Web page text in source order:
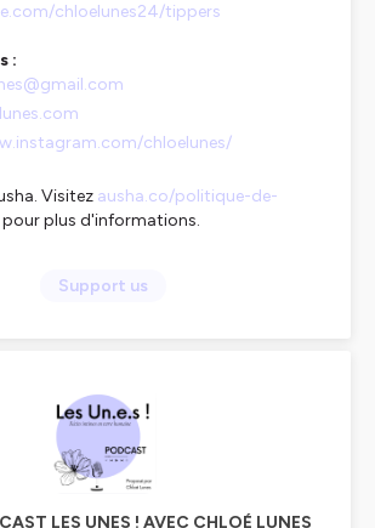
chloelunes24/tippers
:
chloelunes/
Visitez ausha.co/politique-de-
pour plus d'informations.
Support us
LES UNES ! AVEC CHLOÉ LUNES